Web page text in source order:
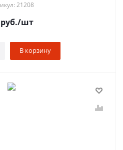
21208
руб./шт
В корзину